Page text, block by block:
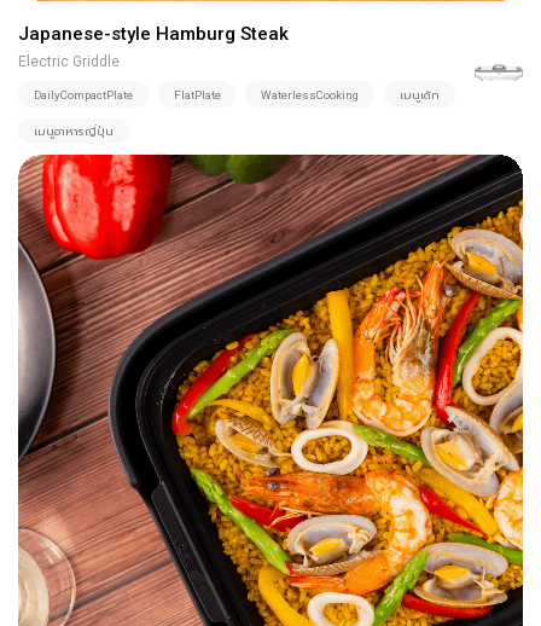
Japanese-style Hamburg Steak
Electric Griddle
DailyCompactPlate FlatPlate WaterlessCooking เมนูเด็ก
เมนูอาหารญี่ปุ่น